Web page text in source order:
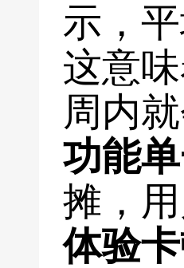
示，
这意
周内
功能
摊，
体验